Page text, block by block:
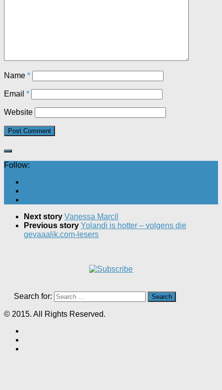
Name *
Email *
Website
Follow:
Next story Vanessa Marcil
Previous story Yolandi is hotter – volgens die
gevaaalik.com-lesers
Search for:
© 2015. All Rights Reserved.